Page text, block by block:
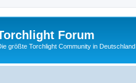
Forum
größte Torchlight Community in Deutschland